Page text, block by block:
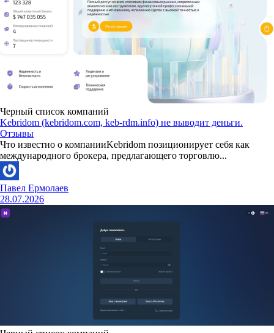
Черный список компаний
Kebridom (kebridom.com, keb-rdm.info) не выводит деньги.
Отзывы
Что известно о компанииKebridom позиционирует себя как
международного брокера, предлагающего торговлю...
Павел Ермолаев
28.07.2026